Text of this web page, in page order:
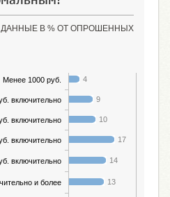
ДАННЫЕ В % ОТ ОПРОШЕННЫХ
Менее 1000 руб. 4
включительно 9
включительно 10
включительно 17
включительно 14
и более 13